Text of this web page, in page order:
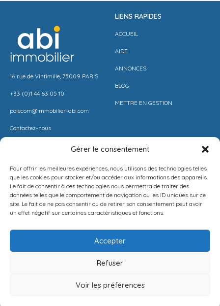
Gérer le consentement
Pour offrir les meilleures expériences, nous utilisons des technologies telles
que les cookies pour stocker et/ou accéder aux informations des appareils.
Le fait de consentir à ces technologies nous permettra de traiter des
données telles que le comportement de navigation ou les ID uniques sur ce
site. Le fait de ne pas consentir ou de retirer son consentement peut avoir
un effet négatif sur certaines caractéristiques et fonctions.
Accepter
Refuser
Voir les préférences
16 rue de Vintimille, 75009 PARIS
+33 (0)1 44 63 05 10
polecom@immobilier-abi.com
Contactez-nous
LIENS RAPIDES
ACCUEIL
AIDE
ANNONCES
BLOG
METTRE EN GESTION
ESPACE CLIENT
ESTIMER MON LOYER
PROPOSEZ VOTRE APPARTEMENT
BARÈME AGENCE
CONDITIONS DE VENTE
LA SOLUTION IMMO
POLITIQUE DE CONFIDENTIALITÉ
[mc4wp_form id=1282]